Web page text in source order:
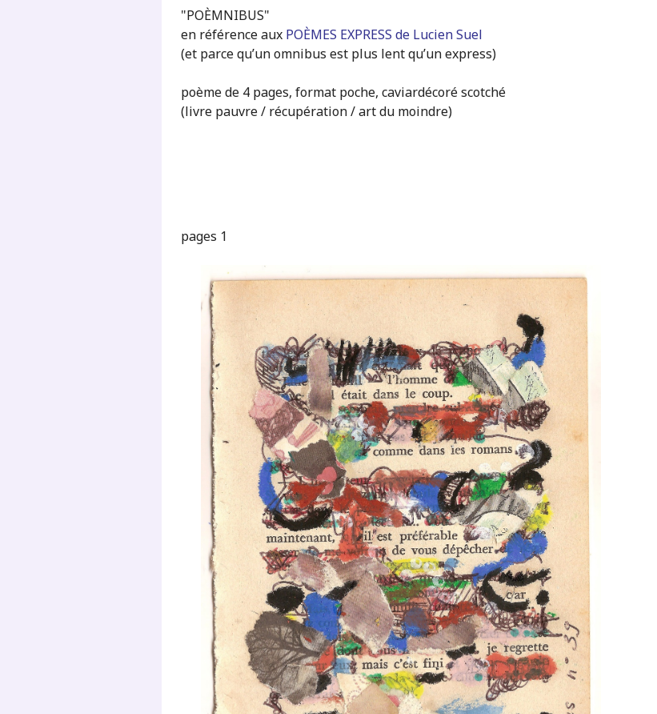
"POÈMNIBUS"
en référence aux POÈMES EXPRESS de Lucien Suel
(et parce qu’un omnibus est plus lent qu’un express)
poème de 4 pages, format poche, caviardécoré scotché
(livre pauvre / récupération / art du moindre)
pages 1